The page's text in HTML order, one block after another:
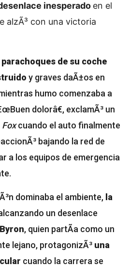
inesperado en el
alzÃ³ con una victoria
parachoques de su coche
y graves daÃ±os en
humo comenzaba a
dolorâ€, exclamÃ³ un
Foxcuando el auto finalmente
bajando la red de
a los equipos de emergencia
dominaba el ambiente, la
un desenlace
, quien partÃ­a como un
lejano, protagonizÃ³ una
cuando la carrera se